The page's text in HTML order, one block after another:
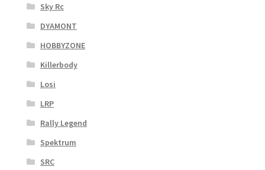
Sky Rc
DYAMONT
HOBBYZONE
Killerbody
Losi
LRP
Rally Legend
Spektrum
SRC